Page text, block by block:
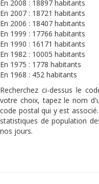
En 2008 : 18897 habitants
En 2007 : 18721 habitants
En 2006 : 18407 habitants
En 1999 : 17766 habitants
En 1990 : 16171 habitants
En 1982 : 10005 habitants
En 1975 : 1778 habitants
En 1968 : 452 habitants
Recherchez ci-dessus le
votre choix, tapez le nom
code postal qui y est
statistiques de population
nos jours.